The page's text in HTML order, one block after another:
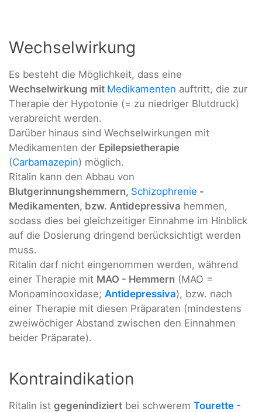
Wechselwirkung
Es besteht die Möglichkeit, dass eine
Wechselwirkung mit Medikamenten auftritt, die zur
Therapie der Hypotonie (= zu niedriger Blutdruck)
verabreicht werden.
Darüber hinaus sind Wechselwirkungen mit
Medikamenten der Epilepsietherapie
(Carbamazepin) möglich.
Ritalin kann den Abbau von
Blutgerinnungshemmern, Schizophrenie -
Medikamenten, bzw. Antidepressiva hemmen,
sodass dies bei gleichzeitiger Einnahme im Hinblick
auf die Dosierung dringend berücksichtigt werden
muss.
Ritalin darf nicht eingenommen werden, während
einer Therapie mit MAO - Hemmern (MAO =
Monoaminooxidase; Antidepressiva), bzw. nach
einer Therapie mit diesen Präparaten (mindestens
zweiwöchiger Abstand zwischen den Einnahmen
beider Präparate).
Kontraindikation
Ritalin ist gegenindiziert bei schwerem Tourette -